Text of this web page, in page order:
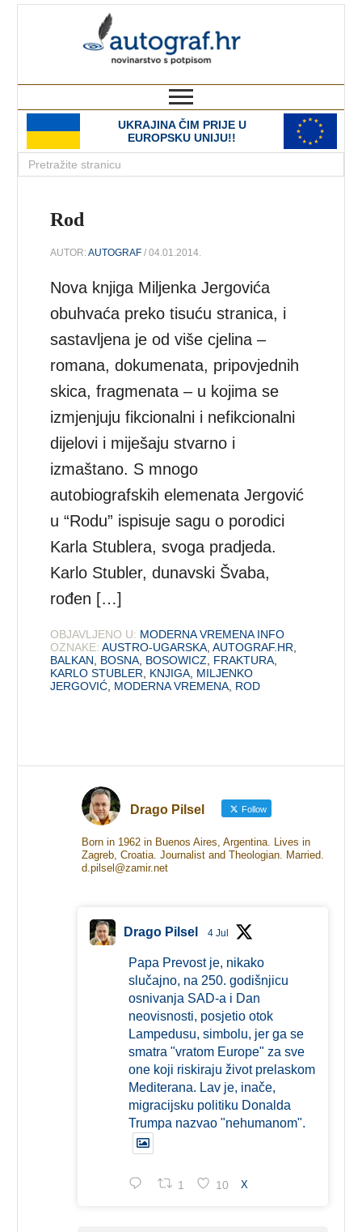
UKRAJINA ČIM PRIJE U
EUROPSKU UNIJU!!
Rod
AUTOR:AUTOGRAF / 04.01.2014.
Nova knjiga Miljenka Jergovića
obuhvaća preko tisuću stranica, i
sastavljena je od više cjelina –
romana, dokumenata, pripovjednih
skica, fragmenata – u kojima se
izmjenjuju fikcionalni i nefikcionalni
dijelovi i miješaju stvarno i
izmaštano. S mnogo
autobiografskih elemenata Jergović
u “Rodu” ispisuje sagu o porodici
Karla Stublera, svoga pradjeda.
Karlo Stubler, dunavski Švaba,
rođen […]
OBJAVLJENO U: MODERNA VREMENA INFO
OZNAKE: AUSTRO-UGARSKA ,AUTOGRAF.HR
BALKAN
BOSNA BOSOWICZ FRAKTURA
KARLO STUBLER
KNJIGA MILJENKO
JERGOVIĆ MODERNA VREMENA ROD
Drago Pilsel Follow
Born in 1962 in Buenos Aires, Argentina. Lives in
Zagreb, Croatia. Journalist and Theologian. Married.
d.pilsel@zamir.net
Drago Pilsel 4 Jul
Papa Prevost je, nikako
slučajno, na 250. godišnjicu
osnivanja SAD-a i Dan
neovisnosti, posjetio otok
Lampedusu, simbolu, jer ga se
smatra "vratom Europe" za sve
one koji riskiraju život prelaskom
Mediterana. Lav je, inače,
migracijsku politiku Donalda
Trumpa nazvao "nehumanom".
1 10 X